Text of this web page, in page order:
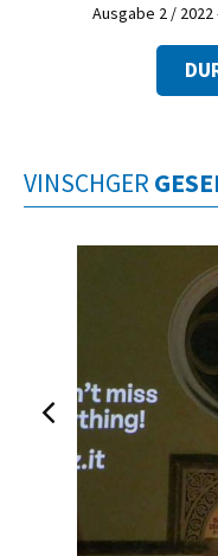
Ausgabe 2 / 2022
VINSCHGER